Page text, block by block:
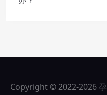
Copyright © 2022-2026